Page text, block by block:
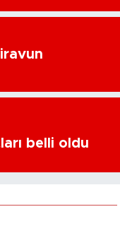
belli oldu